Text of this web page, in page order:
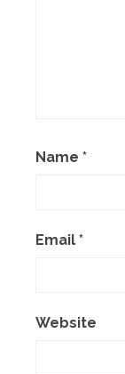
Name *
Email *
Website